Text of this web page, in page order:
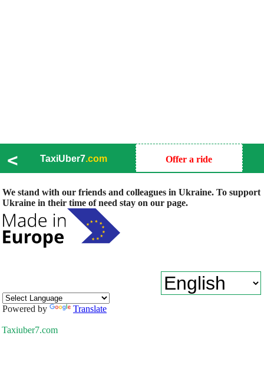
< TaxiUber7.com Offer a ride
We stand with our friends and colleagues in Ukraine. To support
Ukraine in their time of need stay on our page.
Powered by Translate
Taxiuber7.com